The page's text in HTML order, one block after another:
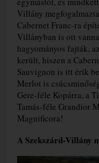
Villány
Cabernet Franc-ra
Villányban is ott
hagyományos fajták,
került, hiszen a
Sauvignon is itt érik
Merlot is
Gere-féle Kopárra, a
Tamás-féle Grandior
Magnificora!
A Szekszárd-Villány